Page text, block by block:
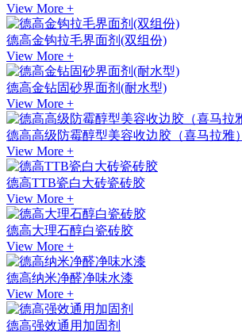
View More +
德高金钩拉毛界面剂(双组份)
View More +
德高金钻固砂界面剂(耐水型)
View More +
德高高级防霉醇型美容收边胶（喜马拉雅）
View More +
德高TTB瓷白大砖瓷砖胶
View More +
德高大理石醇白瓷砖胶
View More +
德高纳米净醛净味水漆
View More +
德高强效通用加固剂